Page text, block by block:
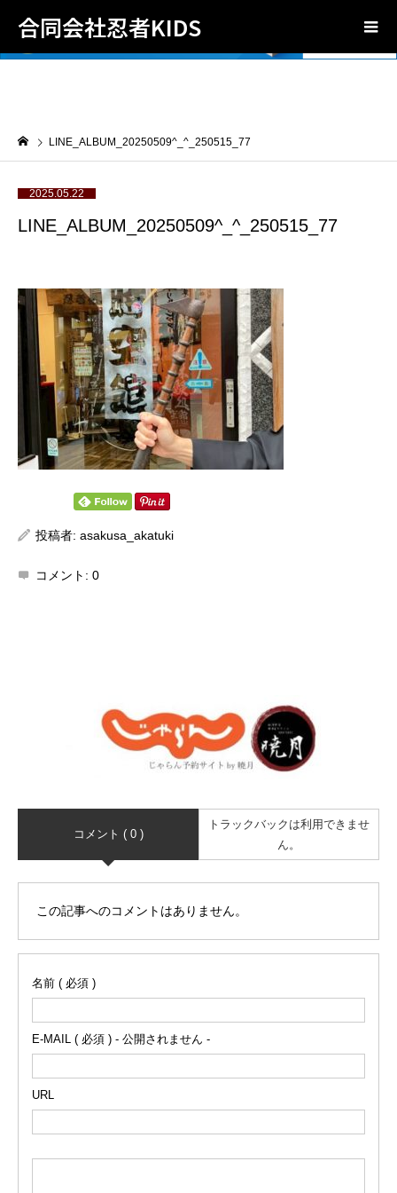
合同会社忍者KIDS
LINE_ALBUM_20250509^_^_250515_77
2025.05.22
LINE_ALBUM_20250509^_^_250515_77
投稿者: asakusa_akatuki
コメント: 0
コメント ( 0 )
トラックバックは利用できませ
ん。
この記事へのコメントはありません。
名前 ( 必須 )
E-MAIL ( 必須 ) - 公開されません -
URL